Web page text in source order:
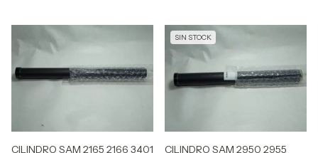
CILINDRO SAM 2165 2166 3401
SIN STOCK
CILINDRO SAM 2950 2955